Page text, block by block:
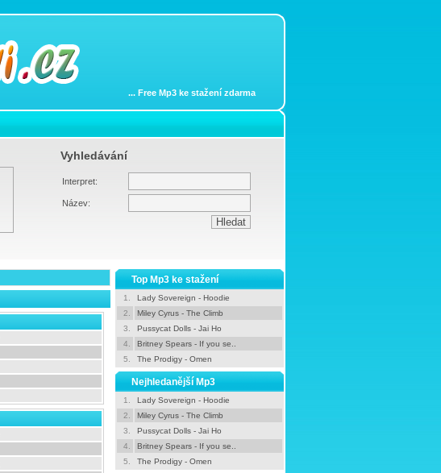
... Free Mp3 ke stažení zdarma
Vyhledávání
Interpret:
Název:
Top Mp3 ke stažení
1.
Lady Sovereign - Hoodie
2.
Miley Cyrus - The Climb
3.
Pussycat Dolls - Jai Ho
4.
Britney Spears - If you se..
5.
The Prodigy - Omen
Nejhledanější Mp3
1.
Lady Sovereign - Hoodie
2.
Miley Cyrus - The Climb
3.
Pussycat Dolls - Jai Ho
4.
Britney Spears - If you se..
5.
The Prodigy - Omen